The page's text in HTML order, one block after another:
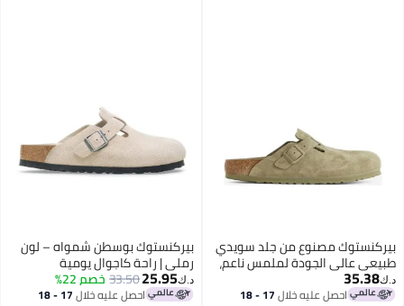
بيركنستوك مصنوع من جلد سويدي
طبيعي عالي الجودة لملمس ناعم،
جيد التهوية، وفخامة تدوم.
د.ك‏35.38
احصل عليه خلال 17 - 18
بيركنستوك بوسطن شمواه – لون
رملي | راحة كاجوال يومية
د.ك‏25.95
33.50خصم 22%
احصل عليه خلال 17 - 18